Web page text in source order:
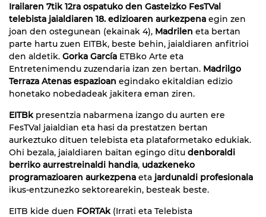
Irailaren 7tik 12ra ospatuko den Gasteizko FesTVal
telebista jaialdiaren 18. edizioaren aurkezpena egin zen
joan den ostegunean (ekainak 4), Madrilen eta bertan
parte hartu zuen EITBk, beste behin, jaialdiaren anfitrioi
den aldetik. Gorka García ETBko Arte eta
Entretenimendu zuzendaria izan zen bertan. Madrilgo
Terraza Atenas espazioan egindako ekitaldian edizio
honetako nobedadeak jakitera eman ziren.
EITBk presentzia nabarmena izango du aurten ere
FesTVal jaialdian eta hasi da prestatzen bertan
aurkeztuko dituen telebista eta plataformetako edukiak.
Ohi bezala, jaialdiaren baitan egingo ditu denboraldi
berriko aurrestreinaldi handia, udazkeneko
programazioaren aurkezpena eta jardunaldi profesionala
ikus-entzunezko sektorearekin, besteak beste.
EITB kide duen FORTAk(Irrati eta Telebista